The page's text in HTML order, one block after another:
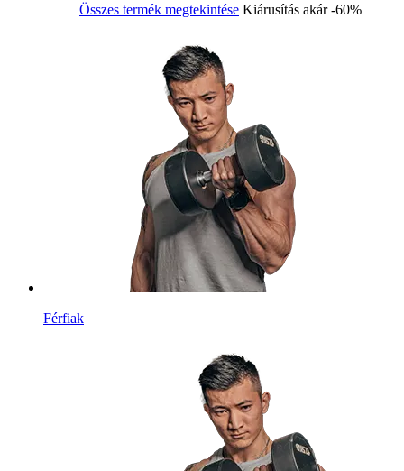
Összes termék megtekintése Kiárusítás akár -60%
Férfiak